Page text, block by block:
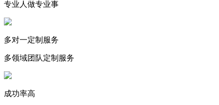
专业人做专业事
多对一定制服务
多领域团队定制服务
成功率高